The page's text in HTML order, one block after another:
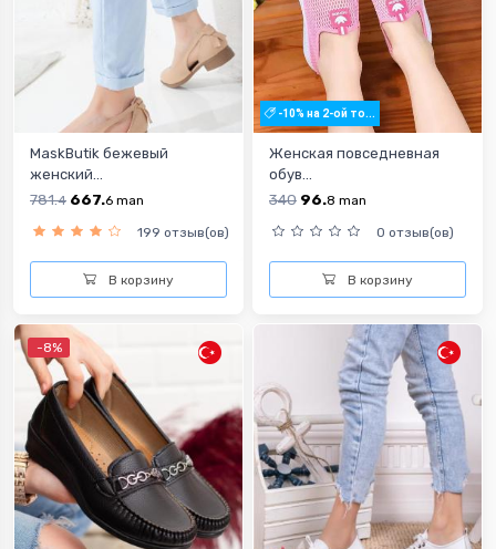
MaskButik бежевый
женский...
781.4 667.6 man
199 отзыв(ов)
В корзину
-10% на 2-ой то...
Женская повседневная
обув...
340 96.8 man
0 отзыв(ов)
В корзину
-8%